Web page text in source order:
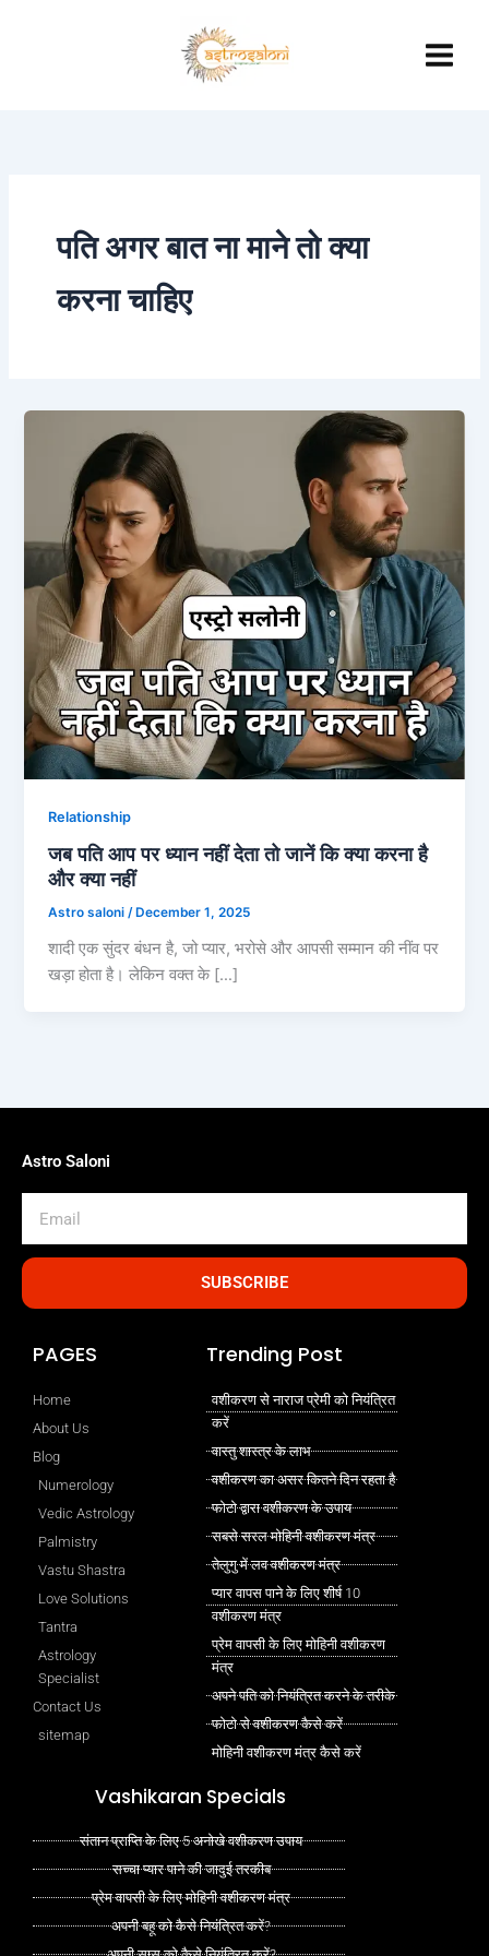
पति अगर बात ना माने तो क्या
करना चाहिए
Relationship
जब पति आप पर ध्यान नहीं देता तो जानें कि क्या करना है
और क्या नहीं
Astro saloni/ December 1, 2025
शादी एक सुंदर बंधन है, जो प्यार, भरोसे और आपसी सम्मान की नींव पर
खड़ा होता है। लेकिन वक्त के […]
Astro Saloni
SUBSCRIBE
PAGES
Home
About Us
Blog
Numerology
Vedic Astrology
Palmistry
Vastu Shastra
Love Solutions
Tantra
Astrology
Specialist
Contact Us
sitemap
Trending Post
वशीकरण से नाराज प्रेमी को नियंत्रित
करें
वास्तु शास्त्र के लाभ
वशीकरण का असर कितने दिन रहता है
फोटो द्वारा वशीकरण के उपाय
सबसे सरल मोहिनी वशीकरण मंत्र
तेलुगु में लव वशीकरण मंत्र
प्यार वापस पाने के लिए शीर्ष 10
वशीकरण मंत्र
प्रेम वापसी के लिए मोहिनी वशीकरण
मंत्र
अपने पति को नियंत्रित करने के तरीके
फोटो से वशीकरण कैसे करें
मोहिनी वशीकरण मंत्र कैसे करें
Vashikaran Specials
संतान प्राप्ति के लिए 5 अनोखे वशीकरण उपाय
सच्चा प्यार पाने की जादुई तरकीब
प्रेम वापसी के लिए मोहिनी वशीकरण मंत्र
अपनी बहू को कैसे नियंत्रित करें?